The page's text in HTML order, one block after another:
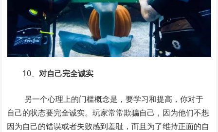
10、对自己完全诚实
另一个心理上的门槛概念是，要学习和提高，你对于
自己的状态要完全诚实。玩家常常欺骗自己，因为他们不想
因为自己的错误或者失败感到羞耻，而且为了维持正面的自